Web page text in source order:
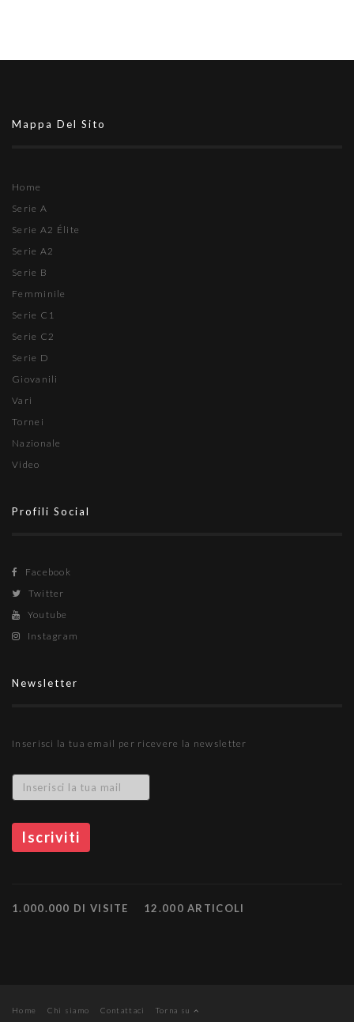
Mappa Del Sito
Home
Serie A
Serie A2 Élite
Serie A2
Serie B
Femminile
Serie C1
Serie C2
Serie D
Giovanili
Vari
Tornei
Nazionale
Video
Profili Social
Facebook
Twitter
Youtube
Instagram
Newsletter
Inserisci la tua email per ricevere la newsletter
1.000.000 DI VISITE 12.000 ARTICOLI
Home Chi siamo Contattaci Torna su